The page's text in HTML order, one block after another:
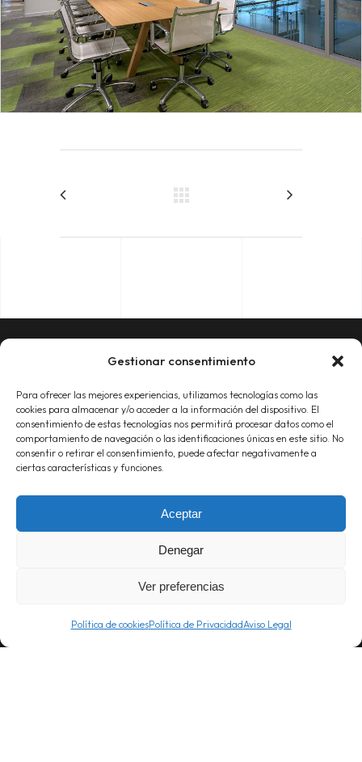
Gestionar consentimiento
Para ofrecer las mejores experiencias, utilizamos tecnologías como las
cookies para almacenar y/o acceder a la información del dispositivo. El
consentimiento de estas tecnologías nos permitirá procesar datos como el
comportamiento de navegación o las identificaciones únicas en este sitio. No
consentir o retirar el consentimiento, puede afectar negativamente a
ciertas características y funciones.
Aceptar
Denegar
Ver preferencias
Política de cookiesPolítica de PrivacidadAviso Legal
CONTACTO
Calle Serrano, 14
(entrada calle Villanueva, 16, 5ª planta)
28001 Madrid
Móvil:619 227 430
info@proyecta.com